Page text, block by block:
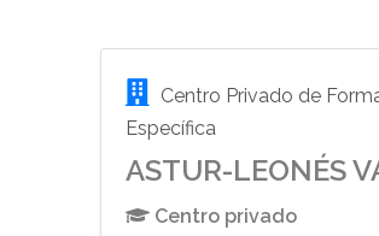
Centro Privado de
Específica
ASTUR-LEONÉS
Centro privado